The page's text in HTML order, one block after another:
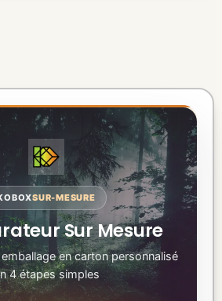
SUR-MESURE
Sur Mesure
en carton personnalisé
4 étapes simples